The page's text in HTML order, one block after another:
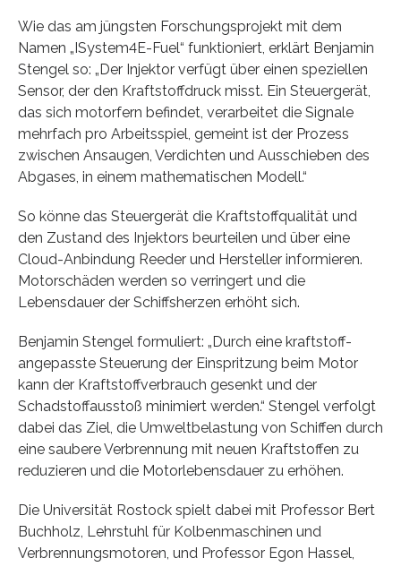
Wie das am jüngsten Forschungsprojekt mit dem
Namen „ISystem4E-Fuel“ funktioniert, erklärt Benjamin
Stengel so: „Der Injektor verfügt über einen speziellen
Sensor, der den Kraftstoffdruck misst. Ein Steuergerät,
das sich motorfern befindet, verarbeitet die Signale
mehrfach pro Arbeitsspiel, gemeint ist der Prozess
zwischen Ansaugen, Verdichten und Ausschieben des
Abgases, in einem mathematischen Modell.“
So könne das Steuergerät die Kraftstoffqualität und
den Zustand des Injektors beurteilen und über eine
Cloud-Anbindung Reeder und Hersteller informieren.
Motorschäden werden so verringert und die
Lebensdauer der Schiffsherzen erhöht sich.
Benjamin Stengel formuliert: „Durch eine kraftstoff-
angepasste Steuerung der Einspritzung beim Motor
kann der Kraftstoffverbrauch gesenkt und der
Schadstoffausstoß minimiert werden.“ Stengel verfolgt
dabei das Ziel, die Umweltbelastung von Schiffen durch
eine saubere Verbrennung mit neuen Kraftstoffen zu
reduzieren und die Motorlebensdauer zu erhöhen.
Die Universität Rostock spielt dabei mit Professor Bert
Buchholz, Lehrstuhl für Kolbenmaschinen und
Verbrennungsmotoren, und Professor Egon Hassel,